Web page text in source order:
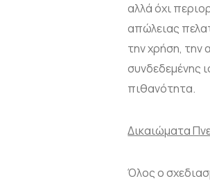
αλλά όχι
απώλειας
την χρήση, την
συνδεδεμένης
πιθανότητα.
Δικαιώματα
Όλος ο